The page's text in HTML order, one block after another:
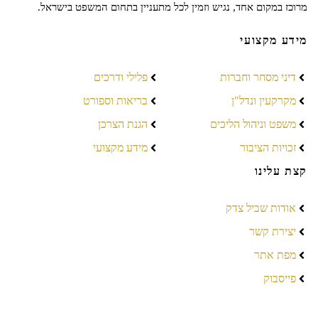
מרוכז במקום אחד, נגיש וזמין לכל מתעניין בתחום המשפט בישראל.
מידע מקצועי
דיני מסחר וחברות
מקרקעין ונדל"ן
משפט וניהול הליכים
זכויות הציבור
פלילי ודרכים
בריאות וספורט
הגנת הצרכן
מידע מקצועי
קצת עלינו
אודות שביל צדק
יצירת קשר
מפת אתר
פייסבוק